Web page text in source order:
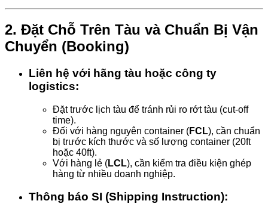
2. Đặt Chỗ Trên Tàu và Chuẩn Bị Vận
Chuyển (Booking)
Liên hệ với hãng tàu hoặc công ty
logistics:
Đặt trước lịch tàu để tránh rủi ro rớt tàu (cut-off
time).
Đối với hàng nguyên container (FCL), cần chuẩn
bị trước kích thước và số lượng container (20ft
hoặc 40ft).
Với hàng lẻ (LCL), cần kiểm tra điều kiện ghép
hàng từ nhiều doanh nghiệp.
Thông báo SI (Shipping Instruction):